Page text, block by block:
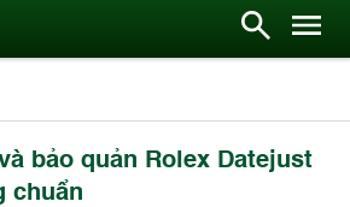
bảo quản Rolex Datejust
chuẩn